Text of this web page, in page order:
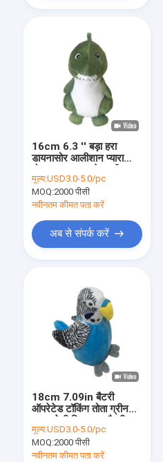
16cm 6.3 '' बड़ा हरा
डायनासोर आलीशान प्यारा
हम्सटर एसजीएस
मूल्य:USD3.0-5.0/pc
MOQ:2000 पीसी
नवीनतम कीमत पता करें
अब से संपर्क करें
18cm 7.09in बैटरी
ऑपरेटेड टॉकिंग तोता ग्रीन
मूल्य:USD3.0-5.0/pc
MOQ:2000 पीसी
नवीनतम कीमत पता करें